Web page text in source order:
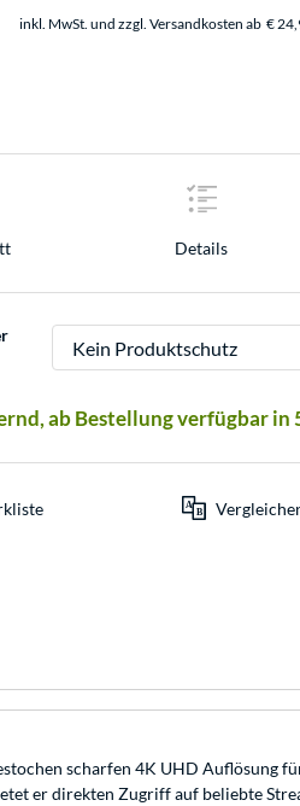
inkl. MwSt. und zzgl. Versandkosten ab €
Details
ab Bestellung verfügbar in
scharfen 4K UHD Auflösung
er direkten Zugriff auf beliebte